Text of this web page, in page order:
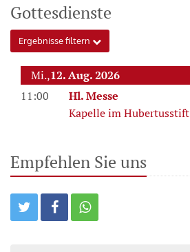
Gottesdienste
Ergebnisse filtern
Mi.,12. Aug. 2026
11:00
Hl. Messe
Kapelle im Hubertusstift
Empfehlen Sie uns